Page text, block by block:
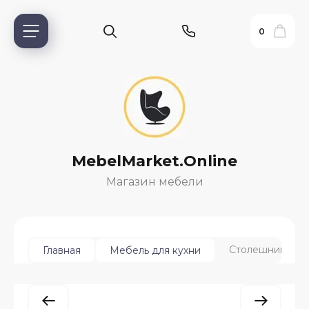
0
MebelMarket.Online
Магазин мебели
Главная Мебель для кухни Столешница 38